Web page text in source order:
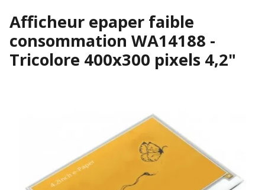
Afficheur epaper faible
consommation WA14188 -
Tricolore 400x300 pixels 4,2"